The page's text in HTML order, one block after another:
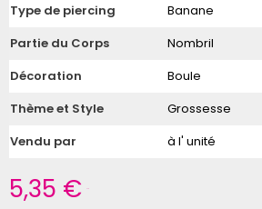
Type de piercing
Banane
Partie du Corps
Nombril
Décoration
Boule
Thème et Style
Grossesse
Vendu par
à l' unité
5,35 €